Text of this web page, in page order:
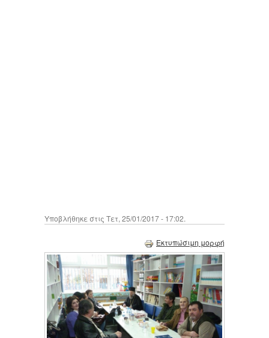
Υποβλήθηκε στις Τετ, 25/01/2017 - 17:02.
Εκτυπώσιμη μορφή